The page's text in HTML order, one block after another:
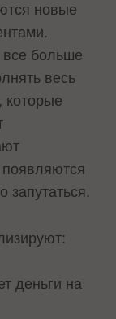
новые
больше
весь
которые
запутаться.
деньги на